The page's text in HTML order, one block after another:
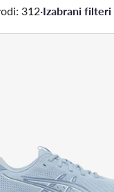
312·Izabrani filteri